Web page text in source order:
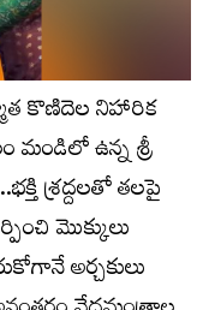
కొణిదెల నిహారిక
మండిలో ఉన్న శ్రీ
శ్రద్దలతో తలపై
మొక్కులు
అర్చకులు